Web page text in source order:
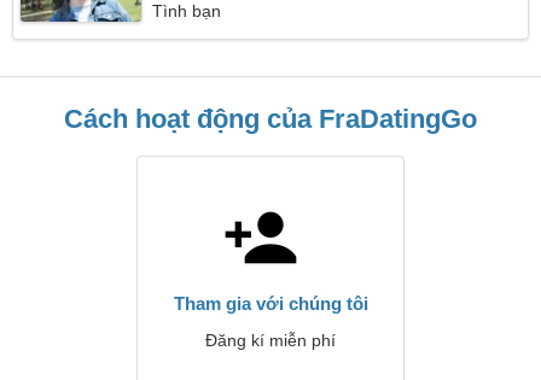
Tình bạn
Cách hoạt động của FraDatingGo
Tham gia với chúng tôi
Đăng kí miễn phí